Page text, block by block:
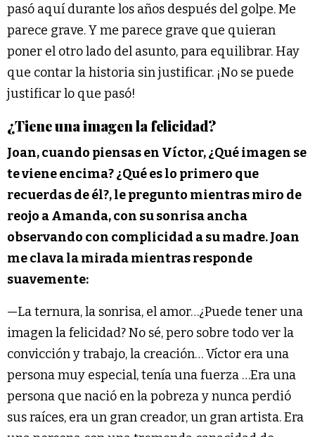
pasó aquí durante los años después del golpe. Me
parece grave. Y me parece grave que quieran
poner el otro lado del asunto, para equilibrar. Hay
que contar la historia sin justificar. ¡No se puede
justificar lo que pasó!
¿Tiene una imagen la felicidad?
Joan, cuando piensas en Víctor, ¿Qué imagen se
te viene encima? ¿Qué es lo primero que
recuerdas de él?, le pregunto mientras miro de
reojo a Amanda, con su sonrisa ancha
observando con complicidad a su madre. Joan
me clava la mirada mientras responde
suavemente:
—La ternura, la sonrisa, el amor…¿Puede tener una
imagen la felicidad? No sé, pero sobre todo ver la
convicción y trabajo, la creación… Víctor era una
persona muy especial, tenía una fuerza …Era una
persona que nació en la pobreza y nunca perdió
sus raíces, era un gran creador, un gran artista. Era